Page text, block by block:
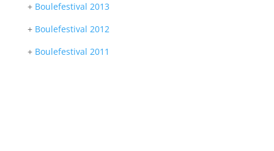
+ Boulefestival 2013
+ Boulefestival 2012
+ Boulefestival 2011